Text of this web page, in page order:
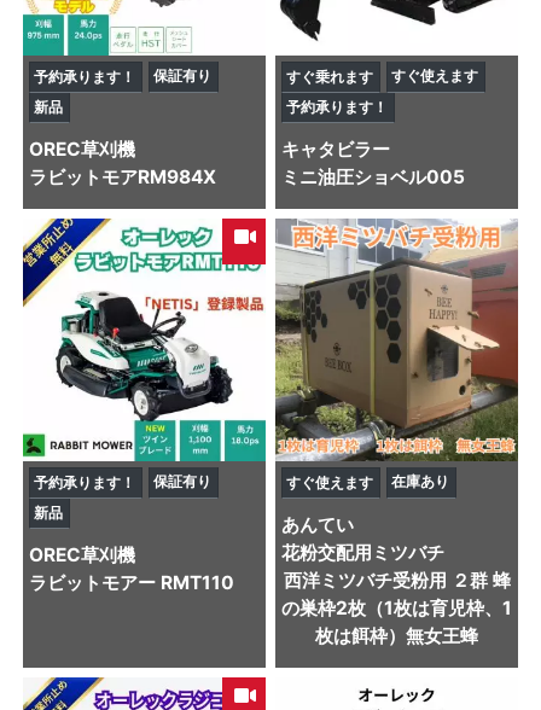
予約承ります！
保証有り
新品
OREC草刈機
ラビットモアRM984X
すぐ乗れます
すぐ使えます
予約承ります！
キャタビラー
ミニ油圧ショベル005
予約承ります！
保証有り
新品
OREC草刈機
ラビットモアー RMT110
すぐ使えます 在庫あり
あんてい
花粉交配用ミツバチ
西洋ミツバチ受粉用 ２群 蜂
の巣枠2枚（1枚は育児枠、1
枚は餌枠）無女王蜂